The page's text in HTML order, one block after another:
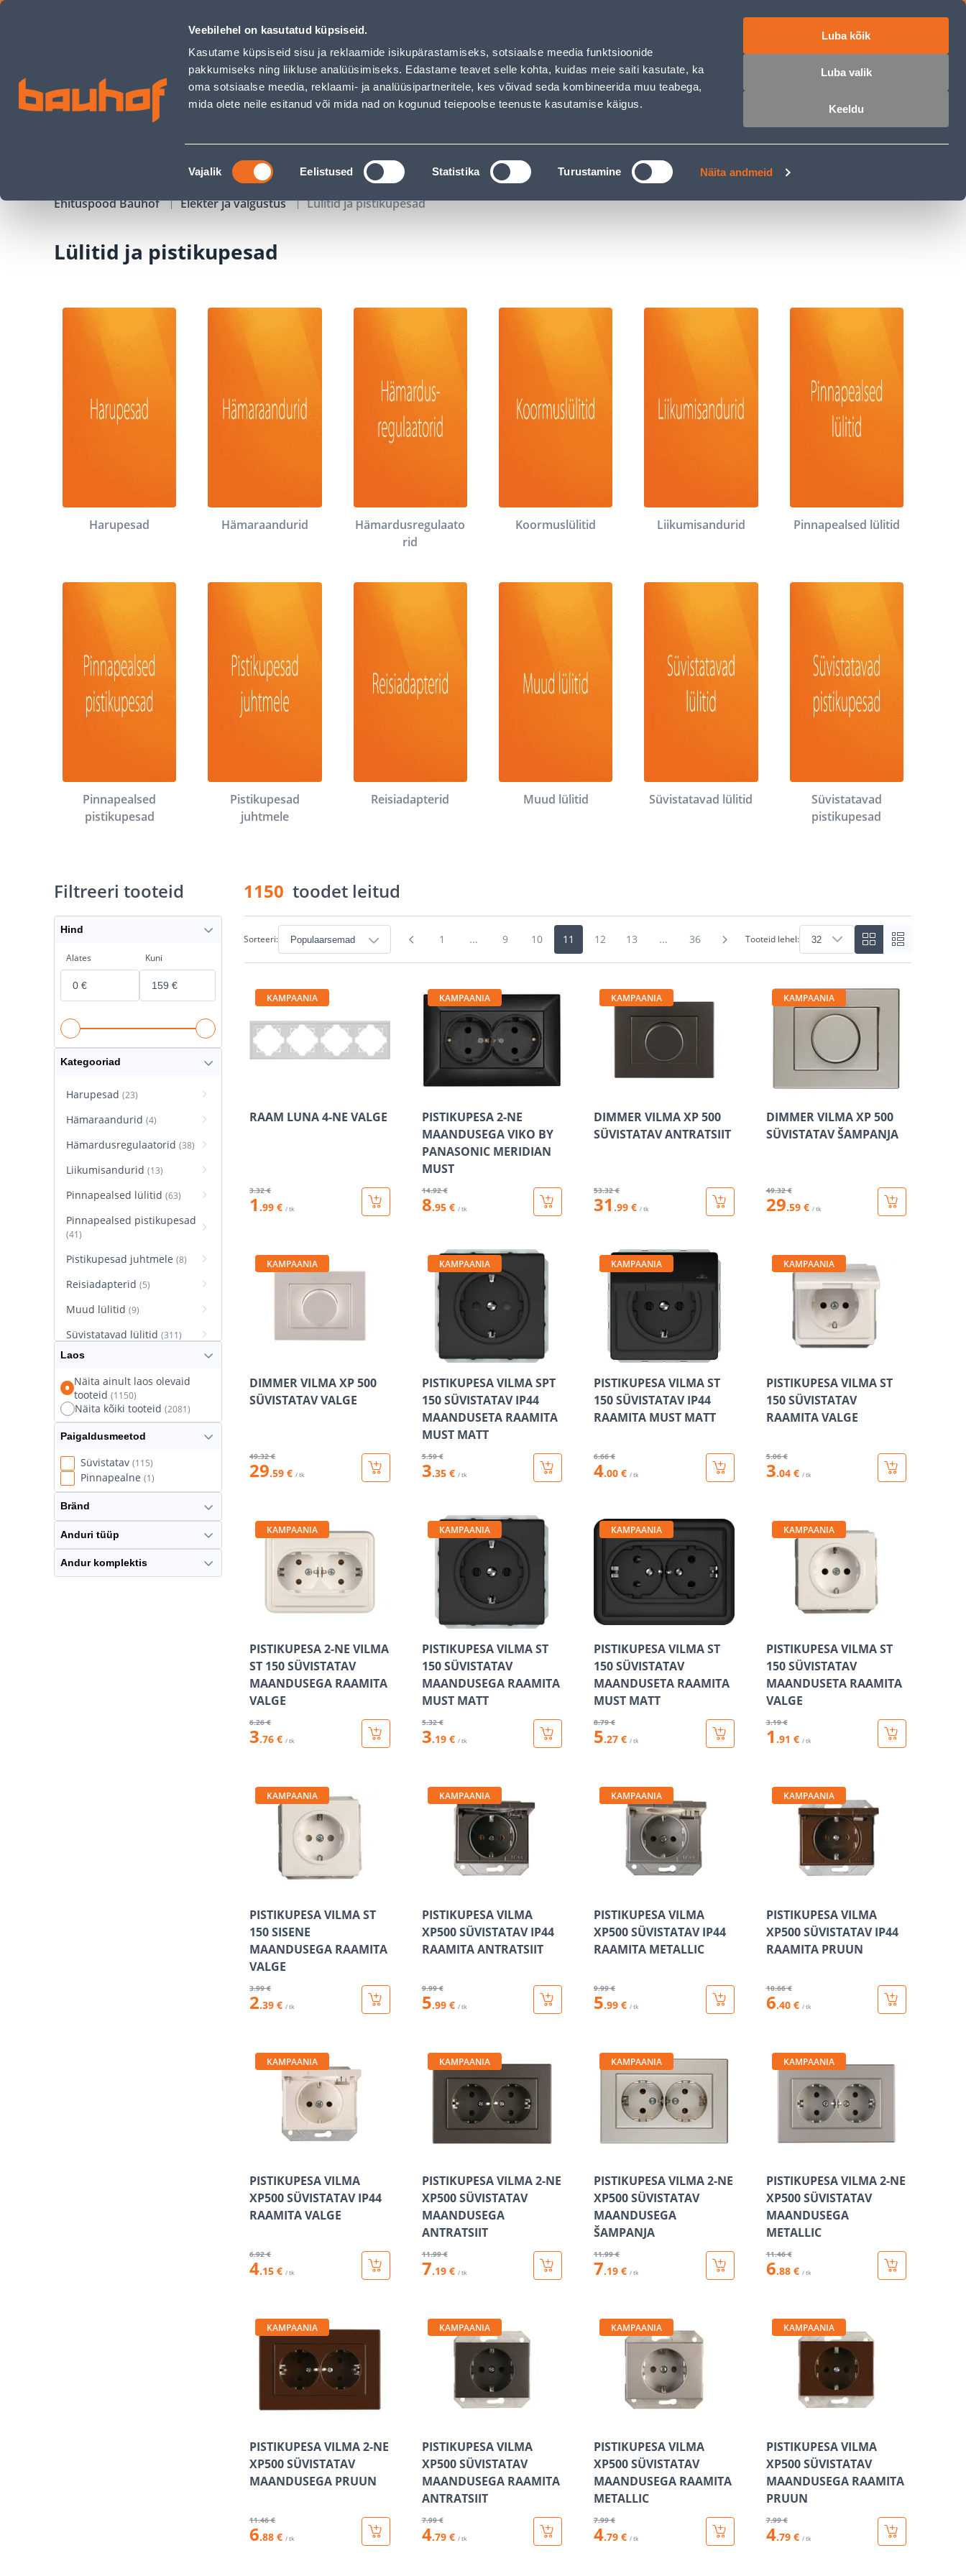
Veebilehel on kasutatud küpsiseid.
Kasutame küpsiseid sisu ja reklaamide isikupärastamiseks, sotsiaalse meedia funktsioonide
pakkumiseks ning liikluse analüüsimiseks. Edastame teavet selle kohta, kuidas meie saiti kasutate, ka
oma sotsiaalse meedia, reklaami- ja analüüsipartneritele, kes võivad seda kombineerida muu teabega,
mida olete neile esitanud või mida nad on kogunud teiepoolse teenuste kasutamise käigus.
Nõusoleku
valik
Vajalik Eelistused Statistika Turustamine Näita andmeid
Luba kõik
Luba valik
Keeldu
Lülitid ja pistikupesad - Bauhof has loaded
Äriklienditeenindus Klienditeenindus Teenused Karjäärileht
OTSI Logi sisse
KAMPAANIAD KATALOOGID TÖÖRIISTALAENUTUS JÄRELMAKS
Ehituspood Bauhof Elekter ja valgustus Lülitid ja pistikupesad
Lülitid ja pistikupesad
Harupesad Hämaraandurid
Hämardusregulaato
rid
Koormuslülitid Liikumisandurid Pinnapealsed lülitid
Pinnapealsed
pistikupesad
Pistikupesad
juhtmele
Reisiadapterid Muud lülitid Süvistatavad lülitid
Süvistatavad
pistikupesad
1150 toodet leitud
Sorteeri: 1 ... 9 10 11 12 13 ... 36 Tooteid lehel:
KAMPAANIA
RAAM LUNA 4-NE VALGE
3.32 €
1 .99 € / tk
KAMPAANIA
PISTIKUPESA 2-NE
MAANDUSEGA VIKO BY
PANASONIC MERIDIAN
MUST
14.92 €
8.95 € / tk
KAMPAANIA
DIMMER VILMA XP 500
SÜVISTATAV ANTRATSIIT
53.32 €
31 .99 € / tk
KAMPAANIA
DIMMER VILMA XP 500
SÜVISTATAV ŠAMPANJA
49.32 €
29.59 € / tk
KAMPAANIA
DIMMER VILMA XP 500
SÜVISTATAV VALGE
49.32 €
29.59 € / tk
KAMPAANIA
PISTIKUPESA VILMA SPT
150 SÜVISTATAV IP44
MAANDUSETA RAAMITA
MUST MATT
5.59 €
3.35 € / tk
KAMPAANIA
PISTIKUPESA VILMA ST
150 SÜVISTATAV IP44
RAAMITA MUST MATT
6.66 €
4.00 € / tk
KAMPAANIA
PISTIKUPESA VILMA ST
150 SÜVISTATAV
RAAMITA VALGE
5.06 €
3.04 € / tk
KAMPAANIA
PISTIKUPESA 2-NE VILMA
ST 150 SÜVISTATAV
MAANDUSEGA RAAMITA
VALGE
6.26 €
3.76 € / tk
KAMPAANIA
PISTIKUPESA VILMA ST
150 SÜVISTATAV
MAANDUSEGA RAAMITA
MUST MATT
5.32 €
3.19 € / tk
KAMPAANIA
PISTIKUPESA VILMA ST
150 SÜVISTATAV
MAANDUSETA RAAMITA
MUST MATT
8.79 €
5.27 € / tk
KAMPAANIA
PISTIKUPESA VILMA ST
150 SÜVISTATAV
MAANDUSETA RAAMITA
VALGE
3.19 €
1 .91 € / tk
KAMPAANIA
PISTIKUPESA VILMA ST
150 SISENE
MAANDUSEGA RAAMITA
VALGE
3.99 €
2.39 € / tk
KAMPAANIA
PISTIKUPESA VILMA
XP500 SÜVISTATAV IP44
RAAMITA ANTRATSIIT
9.99 €
5.99 € / tk
KAMPAANIA
PISTIKUPESA VILMA
XP500 SÜVISTATAV IP44
RAAMITA METALLIC
9.99 €
5.99 € / tk
KAMPAANIA
PISTIKUPESA VILMA
XP500 SÜVISTATAV IP44
RAAMITA PRUUN
10.66 €
6.40 € / tk
KAMPAANIA
PISTIKUPESA VILMA
XP500 SÜVISTATAV IP44
RAAMITA VALGE
6.92 €
4.15 € / tk
KAMPAANIA
PISTIKUPESA VILMA 2-NE
XP500 SÜVISTATAV
MAANDUSEGA
ANTRATSIIT
11.99 €
7.19 € / tk
KAMPAANIA
PISTIKUPESA VILMA 2-NE
XP500 SÜVISTATAV
MAANDUSEGA
ŠAMPANJA
11.99 €
7.19 € / tk
KAMPAANIA
PISTIKUPESA VILMA 2-NE
XP500 SÜVISTATAV
MAANDUSEGA
METALLIC
11.46 €
6.88 € / tk
KAMPAANIA
PISTIKUPESA VILMA 2-NE
XP500 SÜVISTATAV
MAANDUSEGA PRUUN
11.46 €
6.88 € / tk
KAMPAANIA
PISTIKUPESA VILMA
XP500 SÜVISTATAV
MAANDUSEGA RAAMITA
ANTRATSIIT
7.99 €
4.79 € / tk
KAMPAANIA
PISTIKUPESA VILMA
XP500 SÜVISTATAV
MAANDUSEGA RAAMITA
METALLIC
7.99 €
4.79 € / tk
KAMPAANIA
PISTIKUPESA VILMA
XP500 SÜVISTATAV
MAANDUSEGA RAAMITA
PRUUN
7.99 €
4.79 € / tk
Filtreeri tooteid
Hind
Alates Kuni
Kategooriad
Harupesad (23)
Hämaraandurid (4)
Hämardusregulaatorid (38)
Liikumisandurid (13)
Pinnapealsed lülitid (63)
Pinnapealsed pistikupesad
(41)
Pistikupesad juhtmele (8)
Reisiadapterid (5)
Muud lülitid (9)
Süvistatavad lülitid (311)
Süvistatavad pistikupesad
Termostaatlülitid
Laos
Näita ainult laos olevaid
tooteid (1150)
Näita kõiki tooteid (2081)
Paigaldusmeetod
Süvistatav (115)
Pinnapealne (1)
Bränd
Anduri tüüp
Andur komplektis